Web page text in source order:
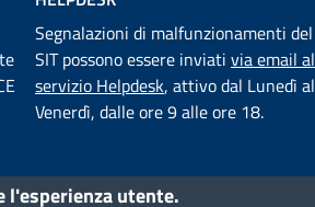
Segnalazioni di malfunzionamenti del
SIT possono essere inviati via email al
servizio Helpdesk, attivo dal Lunedì al
Venerdì, dalle ore 9 alle ore 18.
l'esperienza utente.